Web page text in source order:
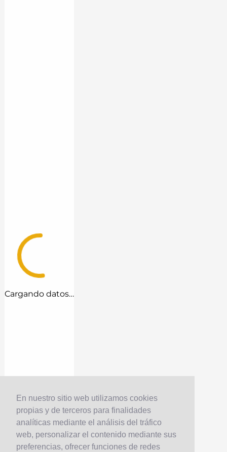
En nuestro sitio web utilizamos cookies
propias y de terceros para finalidades
analíticas mediante el análisis del tráfico
web, personalizar el contenido mediante sus
preferencias, ofrecer funciones de redes
Cargando datos…